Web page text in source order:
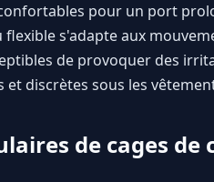
pour un port
flexible s'adapte aux
de provoquer des
et discrètes sous les
de cages